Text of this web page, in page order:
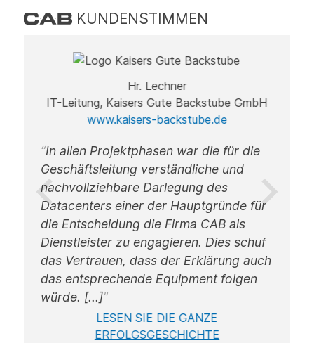
KUNDENSTIMMEN
Hr. Lechner
IT-Leitung, Kaisers Gute Backstube GmbH
www.kaisers-backstube.de
In allen Projektphasen war die für die
Geschäftsleitung verständliche und
nachvollziehbare Darlegung des
Datacenters einer der Hauptgründe für
die Entscheidung die Firma CAB als
Dienstleister zu engagieren. Dies schuf
das Vertrauen, dass der Erklärung auch
das entsprechende Equipment folgen
würde. [...]
LESEN SIE DIE GANZE
ERFOLGSGESCHICHTE